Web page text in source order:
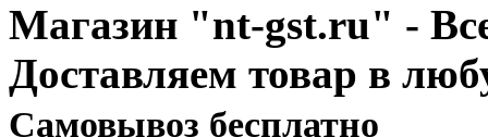
Магазин "nt-gst.ru" -
Доставляем товар в
Cамовывоз бесплатно